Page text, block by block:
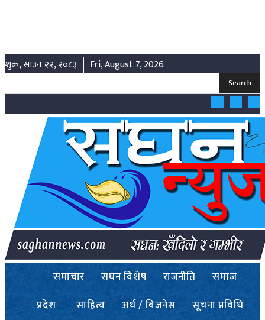
शुक्र, साउन २२, २०८३ Fri, August 7, 2026
Search
समाचार सघन विशेष राजनीति
समाज
प्रदेश
साहित्य अर्थ / बिजनेस
सूचना प्रविधि